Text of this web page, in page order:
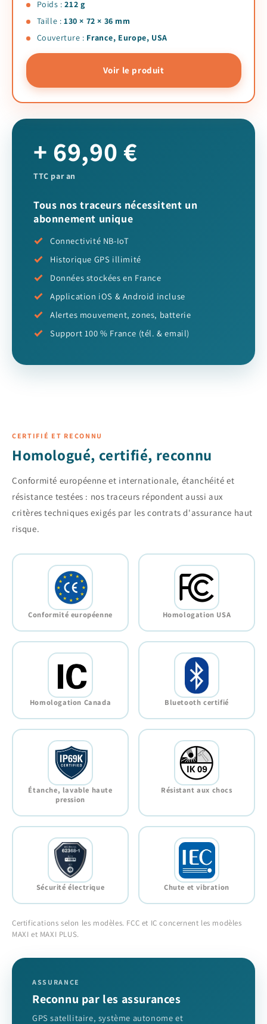
Poids :212 g
Taille : 130 × 72 × 36 mm
Couverture : France, Europe, USA
Voir le produit
+ 69,90 €
TTC par an
Tous nos traceurs nécessitent un
abonnement unique
Connectivité NB-IoT
Historique GPS illimité
Données stockées en France
Application iOS & Android incluse
Alertes mouvement, zones, batterie
Support 100 % France (tél. & email)
CERTIFIÉ ET RECONNU
Homologué, certifié, reconnu
Conformité européenne et internationale, étanchéité et
résistance testées : nos traceurs répondent aussi aux
critères techniques exigés par les contrats d'assurance haut
risque.
Conformité européenne Homologation USA
Homologation Canada Bluetooth certifié
Étanche, lavable haute
pression
Résistant aux chocs
Sécurité électrique Chute et vibration
Certifications selon les modèles. FCC et IC concernent les modèles
MAXI et MAXI PLUS.
ASSURANCE
Reconnu par les assurances
GPS satellitaire, système autonome et